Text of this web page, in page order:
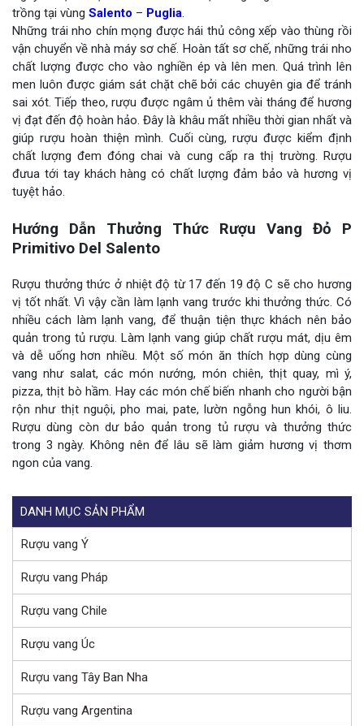
trồng tại vùng Salento – Puglia.
Những trái nho chín mọng được hái thủ công xếp vào thùng rồi
vận chuyển về nhà máy sơ chế. Hoàn tất sơ chế, những trái nho
chất lượng được cho vào nghiền ép và lên men. Quá trình lên
men luôn được giám sát chặt chẽ bởi các chuyên gia để tránh
sai xót. Tiếp theo, rượu được ngâm ủ thêm vài tháng để hương
vị đạt đến độ hoàn hảo. Đây là khâu mất nhiều thời gian nhất và
giúp rượu hoàn thiện mình. Cuối cùng, rượu được kiểm định
chất lượng đem đóng chai và cung cấp ra thị trường. Rượu
đưua tới tay khách hàng có chất lượng đảm bảo và hương vị
tuyệt hảo.
Hướng Dẫn Thưởng Thức Rượu Vang Đỏ P
Primitivo Del Salento
Rượu thưởng thức ở nhiệt độ từ 17 đến 19 độ C sẽ cho hương
vị tốt nhất. Vì vậy cần làm lạnh vang trước khi thưởng thức. Có
nhiều cách làm lạnh vang, để thuận tiện thực khách nên bảo
quản trong tủ rượu. Làm lạnh vang giúp chất rượu mát, dịu êm
và dễ uống hơn nhiều. Một số món ăn thích hợp dùng cùng
vang như salat, các món nướng, món chiên, thịt quay, mì ý,
pizza, thịt bò hầm. Hay các món chế biến nhanh cho người bận
rộn như thịt nguội, pho mai, pate, lườn ngỗng hun khói, ô liu.
Rượu dùng còn dư bảo quản trong tủ rượu và thưởng thức
trong 3 ngày. Không nên để lâu sẽ làm giảm hương vị thơm
ngon của vang.
DANH MỤC SẢN PHẨM
Rượu vang Ý
Rượu vang Pháp
Rượu vang Chile
Rượu vang Úc
Rượu vang Tây Ban Nha
Rượu vang Argentina